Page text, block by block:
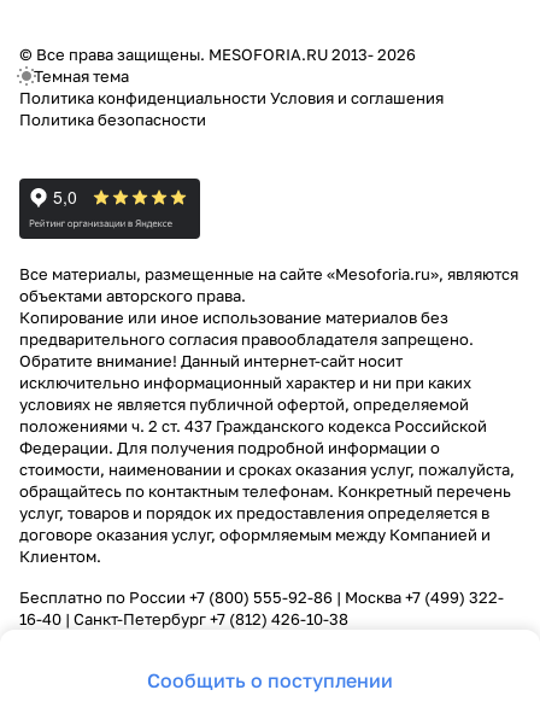
Сообщить о поступлении
© Все права защищены. MESOFORIA.RU 2013- 2026
Темная тема
Политика конфиденциальности Условия и соглашения
Политика безопасности
Все материалы, размещенные на сайте «Mesoforia.ru», являются
объектами авторского права.
Копирование или иное использование материалов без
предварительного согласия правообладателя запрещено.
Обратите внимание! Данный интернет-сайт носит
исключительно информационный характер и ни при каких
условиях не является публичной офертой, определяемой
положениями ч. 2 ст. 437 Гражданского кодекса Российской
Федерации. Для получения подробной информации о
стоимости, наименовании и сроках оказания услуг, пожалуйста,
обращайтесь по контактным телефонам. Конкретный перечень
услуг, товаров и порядок их предоставления определяется в
договоре оказания услуг, оформляемым между Компанией и
Клиентом.
Бесплатно по России +7 (800) 555-92-86 | Москва+7 (499) 322-
16-40 | Санкт-Петербург+7 (812) 426-10-38